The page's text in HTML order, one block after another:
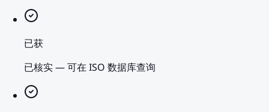
已获
已核实—可在 ISO 数据库查询